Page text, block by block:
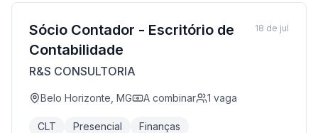
Sócio Contador - Escritório de
Contabilidade
R&S CONSULTORIA
Belo Horizonte, MG A combinar 1 vaga
CLT Presencial Finanças
18 de jul